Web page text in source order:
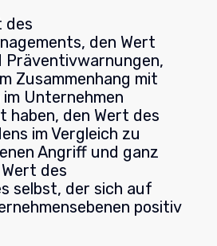
des
den Wert
Präventivwarnungen,
Zusammenhang mit
Unternehmen
haben, den Wert des
im Vergleich zu
Angriff und ganz
des
selbst, der sich auf
positiv